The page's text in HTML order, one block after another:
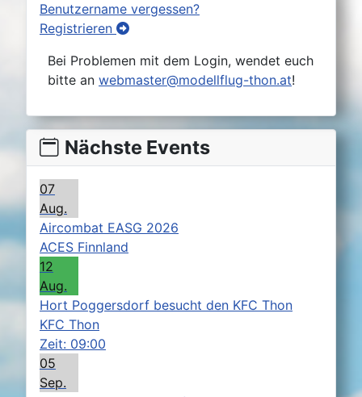
Nächste Events
07
Aug.
Aircombat EASG 2026
ACES Finnland
12
Aug.
Hort Poggersdorf besucht den KFC Thon
KFC Thon
Zeit: 09:00
05
Sep.
Benutzername vergessen?
Registrieren
Bei Problemen mit dem Login, wendet euch
bitte an webmaster@modellflug-thon.at!